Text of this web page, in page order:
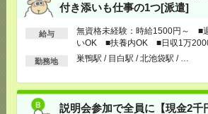
付き添いも仕事の1つ[派遣]
給与
無資格未経験：時給1500円～ ■
いOK ■扶養内OK ■日収1万
以上
勤務地 巣鴨駅 / 目白駅 / 北池袋駅 / …
説明会参加で全員に【現金2千
説明会参加で全員に【現金2千円相当
活のお手伝い[派遣]
[給 与]無資格未経験：時給1500円～ ■週払い
OK ■扶養内OK ■日収1万2000円以上
[交通費]交通費全額支給
[勤務地]